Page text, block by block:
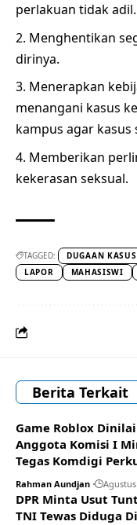
perlakuan tidak adil.
Menghentikan
dirinya.
Menerapkan
menangani kasus
kampus agar
Memberikan
kekerasan seksual.
TAGGED: DUGAAN
LAPOR
MAHASISWI
Berita Terkait
Game Roblox
Anggota Komisi I
Tegas Komdigi
Rahman Aundjan
DPR Minta Usut
TNI Tewas Diduga